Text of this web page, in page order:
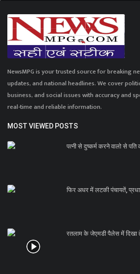
NewsMPG is your trusted source for breaking
updates, and national headlines. We cover
business, and social issues with accuracy and
real-time and reliable information.
MOST VIEWED POSTS
पत्नी से दुष्कर्म करने वालो से पति
फिर अधर में लटकी पंचायतें,
रतलाम के जेएमडी पैलेस में दिखा